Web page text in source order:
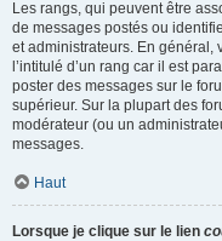
Les rangs, qui peuvent être
de messages postés ou
et administrateurs. En général,
l’intitulé d’un rang car il est
poster des messages sur le
supérieur. Sur la plupart des
modérateur (ou un
messages.
Haut
Lorsque je clique sur le lien